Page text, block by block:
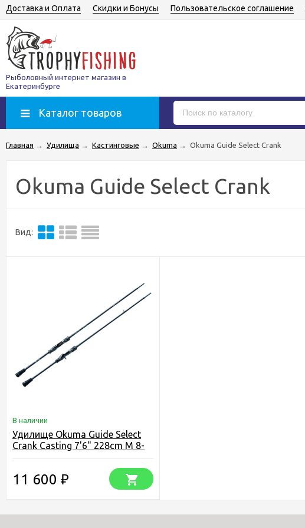
Доставка и Оплата Скидки и Бонусы Пользовательское соглашение
Рыболовный интернет магазин в
Екатеринбурге
Каталог товаров
Главная → Удилища → Кастинговые → Okuma → Okuma Guide Select Crank
Okuma Guide Select Crank
Вид:
В наличии
Удилище Okuma Guide Select
Crank Casting 7'6" 228cm M 8-
11 600 ₽